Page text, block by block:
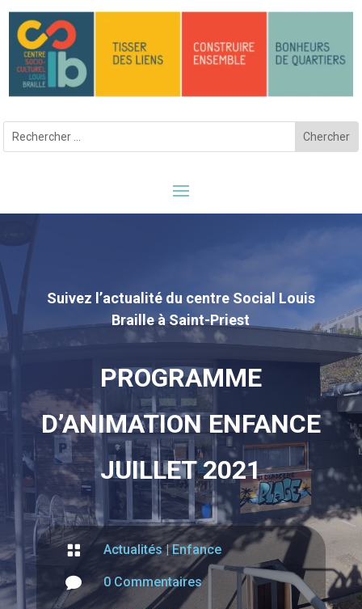
Suivez l’actualité du centre Social Louis
Braille à Saint-Priest
PROGRAMME
D’ANIMATION ENFANCE
JUILLET 2021
 Actualités|Enfance
 0 Commentaires